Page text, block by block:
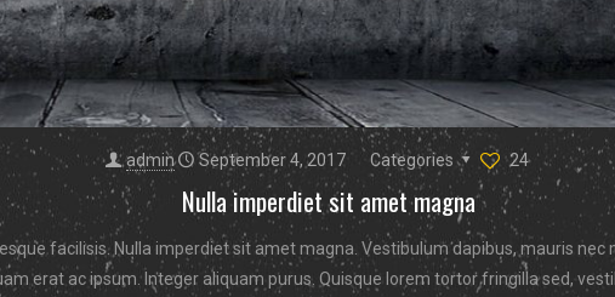
admin September 4, 2017 Categories 24
Nulla imperdiet sit amet magna
facilisis. Nulla imperdiet sit amet magna. Vestibulum dapibus, mauris
erat ac ipsum. Integer aliquam purus. Quisque lorem tortor fringilla sed,